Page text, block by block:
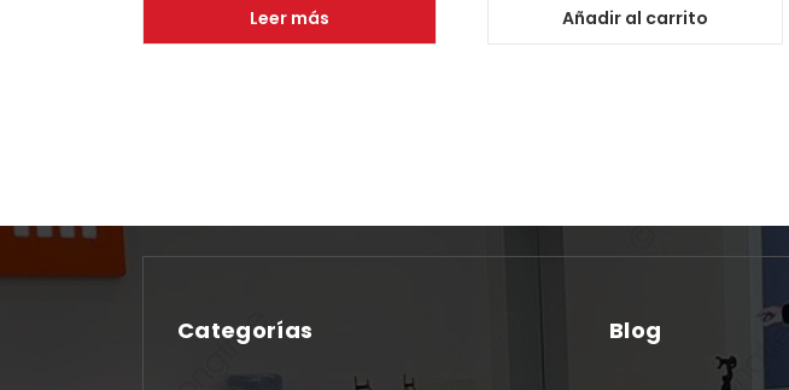
Leer más Añadir al carrito
Categorías Blog